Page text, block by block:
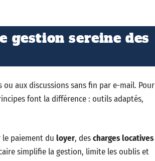
gestion sereine des
aux discussions sans fin par e-mail. Pour
font la différence : outils adaptés,
le paiement du loyer, descharges locatives
simplifie la gestion, limite les oublis et